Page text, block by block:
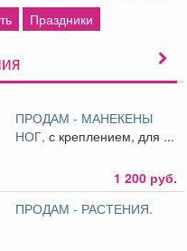
Праздники
ПРОДАМ - МАНЕКЕНЫ
НОГ,с креплением, для ...
1 200 руб.
ПРОДАМ - РАСТЕНИЯ.